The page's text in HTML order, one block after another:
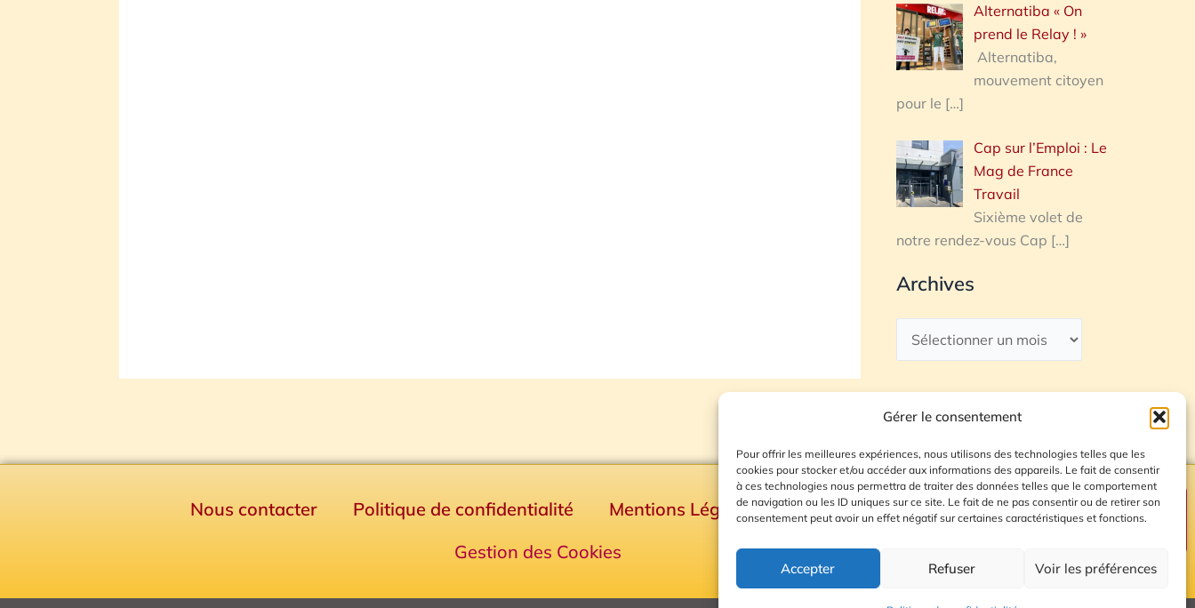
Gérer le consentement
Pour offrir les meilleures expériences, nous utilisons des technologies telles que les
cookies pour stocker et/ou accéder aux informations des appareils. Le fait de consentir
à ces technologies nous permettra de traiter des données telles que le comportement
de navigation ou les ID uniques sur ce site. Le fait de ne pas consentir ou de retirer son
consentement peut avoir un effet négatif sur certaines caractéristiques et fonctions.
Accepter Refuser Voir les préférences
Alternatiba « On
prend le Relay ! »
Alternatiba,
mouvement citoyen
pour le […]
Cap sur l’Emploi : Le
Mag de France
Travail
Sixième volet de
notre rendez-vous Cap […]
Archives
Nous contacter Politique de confidentialité Mentions Légales
Plan du site
Gestion des Cookies